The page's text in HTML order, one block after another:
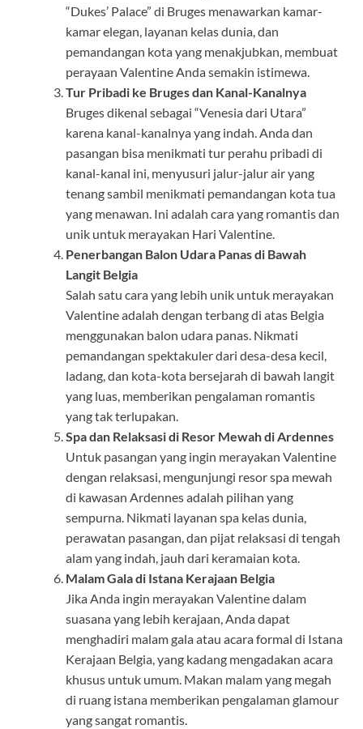
“Dukes’ Palace” di Bruges menawarkan kamar-
kamar elegan, layanan kelas dunia, dan
pemandangan kota yang menakjubkan, membuat
perayaan Valentine Anda semakin istimewa.
Tur Pribadi ke Bruges dan Kanal-Kanalnya
Bruges dikenal sebagai “Venesia dari Utara”
karena kanal-kanalnya yang indah. Anda dan
pasangan bisa menikmati tur perahu pribadi di
kanal-kanal ini, menyusuri jalur-jalur air yang
tenang sambil menikmati pemandangan kota tua
yang menawan. Ini adalah cara yang romantis dan
unik untuk merayakan Hari Valentine.
Penerbangan Balon Udara Panas di Bawah
Langit Belgia
Salah satu cara yang lebih unik untuk merayakan
Valentine adalah dengan terbang di atas Belgia
menggunakan balon udara panas. Nikmati
pemandangan spektakuler dari desa-desa kecil,
ladang, dan kota-kota bersejarah di bawah langit
yang luas, memberikan pengalaman romantis
yang tak terlupakan.
Spa dan Relaksasi di Resor Mewah di Ardennes
Untuk pasangan yang ingin merayakan Valentine
dengan relaksasi, mengunjungi resor spa mewah
di kawasan Ardennes adalah pilihan yang
sempurna. Nikmati layanan spa kelas dunia,
perawatan pasangan, dan pijat relaksasi di tengah
alam yang indah, jauh dari keramaian kota.
Malam Gala di Istana Kerajaan Belgia
Jika Anda ingin merayakan Valentine dalam
suasana yang lebih kerajaan, Anda dapat
menghadiri malam gala atau acara formal di Istana
Kerajaan Belgia, yang kadang mengadakan acara
khusus untuk umum. Makan malam yang megah
di ruang istana memberikan pengalaman glamour
yang sangat romantis.